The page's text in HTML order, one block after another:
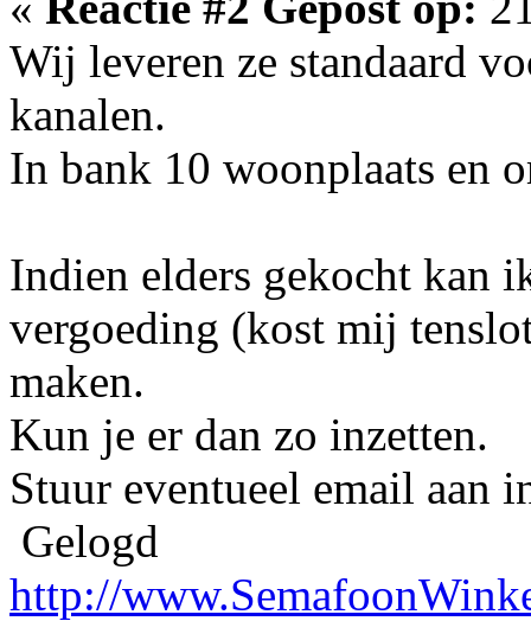
Wij leveren ze standaard
kanalen.
In bank 10 woonplaats en
Indien elders gekocht kan
vergoeding (kost mij
maken.
Kun je er dan zo inzetten.
Stuur eventueel email aan
Gelogd
http://